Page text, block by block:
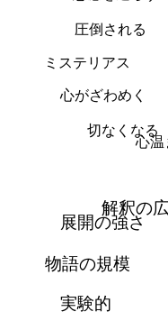
心温
切なくなる
心がざわめく
ミステリアス
圧倒される
実験的
物語の規模
展開の強さ
解釈の